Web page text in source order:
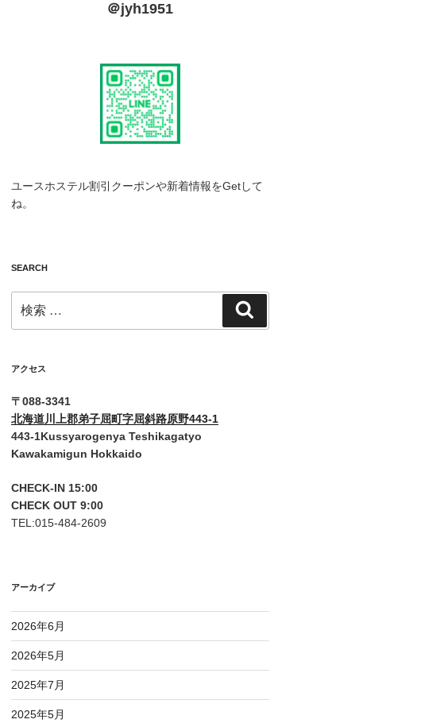
＠jyh1951
ユースホステル割引クーポンや新着情報をGetして
ね。
SEARCH
索:
索
アクセス
〒088-3341
北海道川上郡弟子屈町字屈斜路原野443-1
443-1Kussyarogenya Teshikagatyo
Kawakamigun Hokkaido
CHECK-IN 15:00
CHECK OUT 9:00
TEL:015-484-2609
アーカイブ
2026年6月
2026年5月
2025年7月
2025年5月